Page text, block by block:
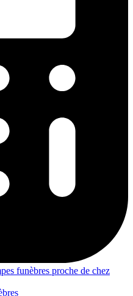
funèbres proche de chez